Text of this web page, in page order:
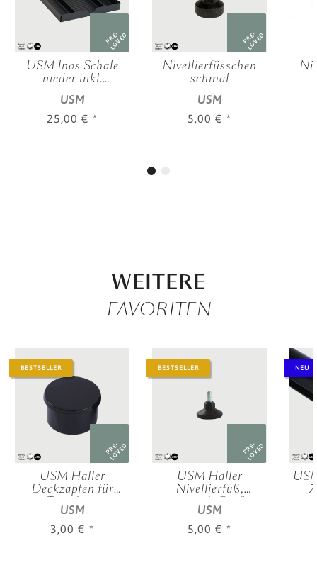
PRE-
LOVED
USM Inos Schale
nieder inkl.
Schaleneinsatz für
Rollcontainer
USM
25,00 € *
PRE-
LOVED
Nivellierfüsschen
schmal
USM
5,00 € *
WEITERE
FAVORITEN
BESTSELLER
PRE-
LOVED
USM Haller
Deckzapfen für
Tischbein
USM
3,00 € *
BESTSELLER
PRE-
LOVED
USM Haller
Nivellierfuß,
verschied. Größen
USM
5,00 € *
NEU